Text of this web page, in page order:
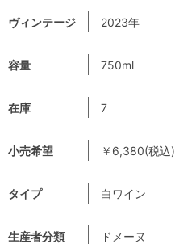
ヴィンテージ 2023年
容量 750ml
在庫 7
小売希望 ￥6,380(税込)
タイプ 白ワイン
生産者分類 ドメーヌ